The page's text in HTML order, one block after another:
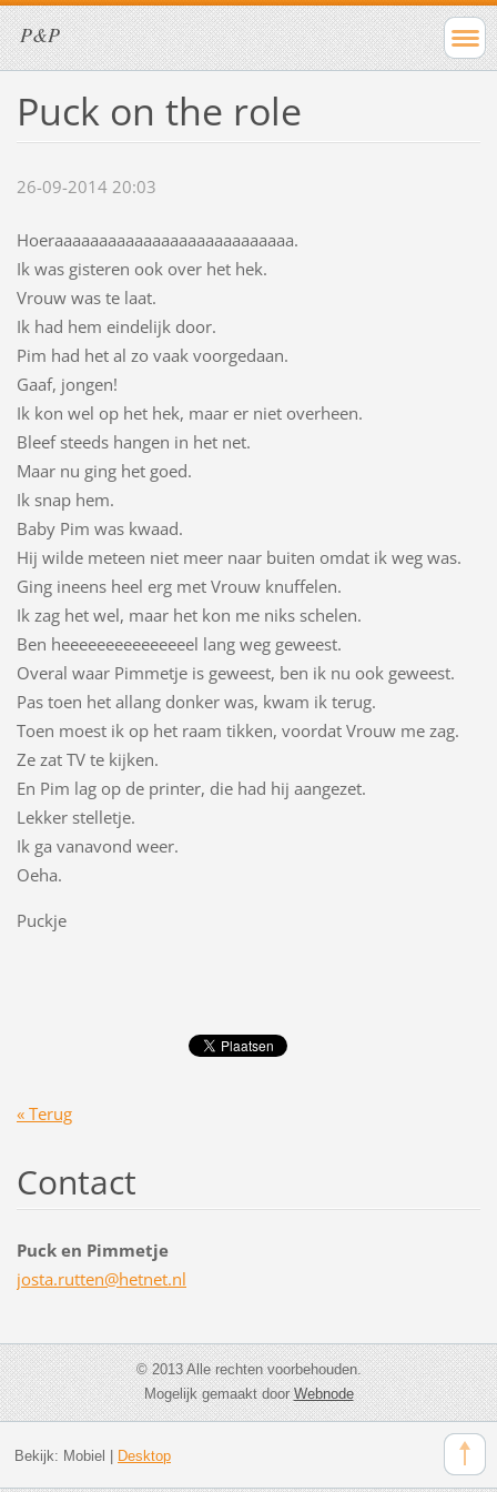
P&P
Puck on the role
26-09-2014 20:03
Hoeraaaaaaaaaaaaaaaaaaaaaaaaaaa.
Ik was gisteren ook over het hek.
Vrouw was te laat.
Ik had hem eindelijk door.
Pim had het al zo vaak voorgedaan.
Gaaf, jongen!
Ik kon wel op het hek, maar er niet overheen.
Bleef steeds hangen in het net.
Maar nu ging het goed.
Ik snap hem.
Baby Pim was kwaad.
Hij wilde meteen niet meer naar buiten omdat ik weg was.
Ging ineens heel erg met Vrouw knuffelen.
Ik zag het wel, maar het kon me niks schelen.
Ben heeeeeeeeeeeeeeel lang weg geweest.
Overal waar Pimmetje is geweest, ben ik nu ook geweest.
Pas toen het allang donker was, kwam ik terug.
Toen moest ik op het raam tikken, voordat Vrouw me zag.
Ze zat TV te kijken.
En Pim lag op de printer, die had hij aangezet.
Lekker stelletje.
Ik ga vanavond weer.
Oeha.
Puckje
« Terug
Contact
Puck en Pimmetje
josta.rutten@hetnet.nl
© 2013 Alle rechten voorbehouden.
Mogelijk gemaakt doorWebnode
Bekijk: Mobiel Desktop